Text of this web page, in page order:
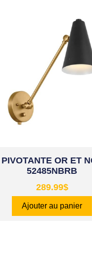
OR ET
52485NBRB
289.99$
Ajouter au panier